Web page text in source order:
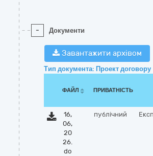
- Документи
Завантажити архівом
Тип документа: Проект договору
ФАЙЛ ПРИВАТНІСТЬ
16,
06,
20
26.
do
публічний